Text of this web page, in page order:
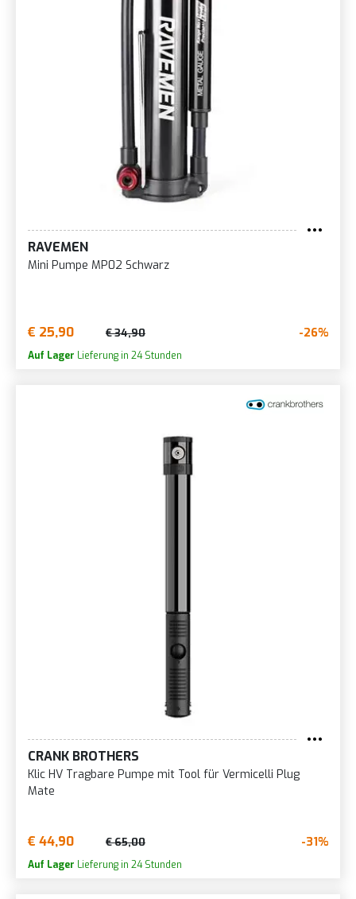
RAVEMEN
Mini Pumpe MP02 Schwarz
€ 25,90 € 34,90 -26%
Auf Lager Lieferung in 24 Stunden
CRANK BROTHERS
Klic HV Tragbare Pumpe mit Tool für Vermicelli Plug
Mate
€ 44,90 € 65,00 -31%
Auf Lager Lieferung in 24 Stunden